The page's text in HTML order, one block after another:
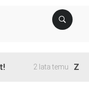
2 lata temu